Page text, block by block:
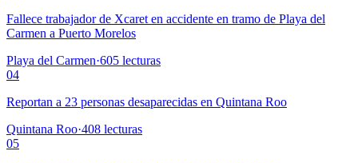
Fallece trabajador de Xcaret en accidente en tramo de Playa del
Carmen a Puerto Morelos
Playa del Carmen·605 lecturas
04
Reportan a 23 personas desaparecidas en Quintana Roo
Quintana Roo·408 lecturas
05